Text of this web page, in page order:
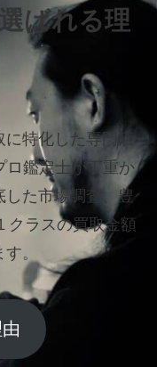
ばれる理
特化した専門店
ロ鑑定士が丁重か
した市場調査、豊
クラスの買取金額
。